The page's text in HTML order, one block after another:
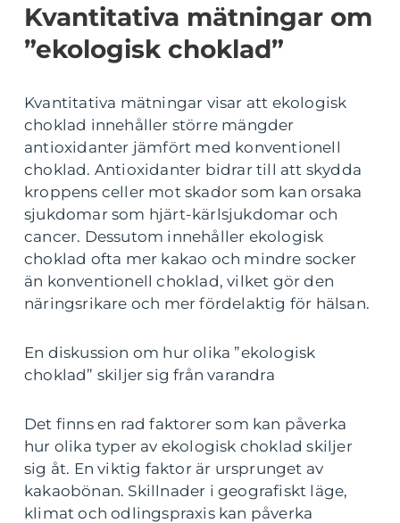
Kvantitativa mätningar om
”ekologisk choklad”
Kvantitativa mätningar visar att ekologisk
choklad innehåller större mängder
antioxidanter jämfört med konventionell
choklad. Antioxidanter bidrar till att skydda
kroppens celler mot skador som kan orsaka
sjukdomar som hjärt-kärlsjukdomar och
cancer. Dessutom innehåller ekologisk
choklad ofta mer kakao och mindre socker
än konventionell choklad, vilket gör den
näringsrikare och mer fördelaktig för hälsan.
En diskussion om hur olika ”ekologisk
choklad” skiljer sig från varandra
Det finns en rad faktorer som kan påverka
hur olika typer av ekologisk choklad skiljer
sig åt. En viktig faktor är ursprunget av
kakaobönan. Skillnader i geografiskt läge,
klimat och odlingspraxis kan påverka